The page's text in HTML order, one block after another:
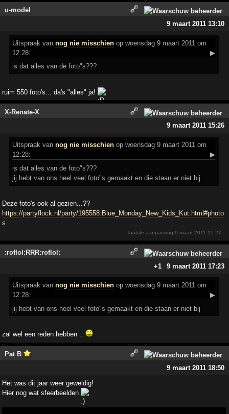
u-model
9 maart 2011 13:10
Uitspraak vannog nie misschien op woensdag 9 maart 2011 om
12:28:
▶
is dat alles van de foto"s???
ruim 550 foto's... da's "alles" ja!
X-Renate-X
9 maart 2011 15:26
Uitspraak vannog nie misschien op woensdag 9 maart 2011 om
12:28:
▶
is dat alles van de foto"s???
jij hebt van ons heel veel foto"s gemaakt en die staan er niet bij
Deze foto's ook al gezien...??
https://partyflock.nl/party/195558:Blue_Monday_New_Kids_Kut.html#photo
s
laatste aanpassing9 maart 2011 15:27
:roflol:RRR:roflol:
+1
9 maart 2011 17:23
Uitspraak vannog nie misschien op woensdag 9 maart 2011 om
12:28:
▶
jij hebt van ons heel veel foto"s gemaakt en die staan er niet bij
zal wel een reden hebben ..
Pat B
9 maart 2011 18:50
Het was dit jaar weer geweldig!
Hier nog wat sfeerbeelden